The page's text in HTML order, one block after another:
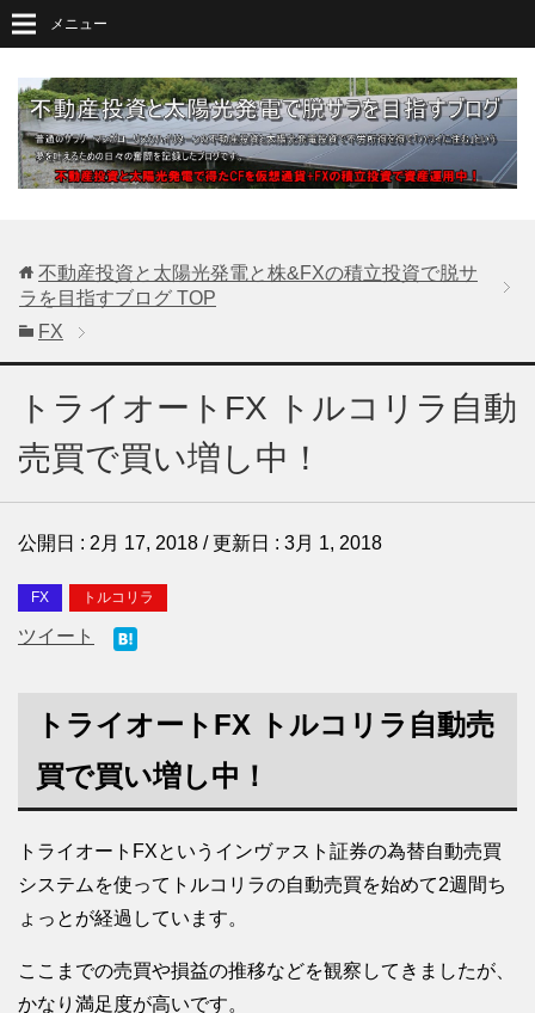
メニュー
不動産投資と太陽光発電と株&FXの積立投資で脱サ
ラを目指すブログ TOP
FX
トライオートFX トルコリラ自動
売買で買い増し中！
公開日 : 2月 17, 2018 / 更新日 : 3月 1, 2018
FX トルコリラ
ツイート
トライオートFX トルコリラ自動売
買で買い増し中！
トライオートFXというインヴァスト証券の為替自動売買
システムを使ってトルコリラの自動売買を始めて2週間ち
ょっとが経過しています。
ここまでの売買や損益の推移などを観察してきましたが、
かなり満足度が高いです。